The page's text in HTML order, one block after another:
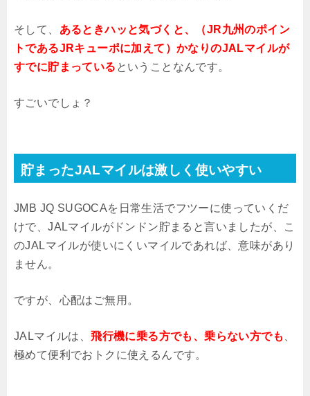
そして、 あるときハッと気づくと、（JR九州のポイン
トであるJRキューポに加えて）かなりのJALマイルが
すでに貯まっている ということなんです。
すごいでしょ？
貯まったJALマイルは激しく使いやすい
JMB JQ SUGOCAを日常生活でフツーに使っていくだ
けで、JALマイルがドンドン貯まると言いましたが、こ
のJALマイルが使いにくいマイルであれば、意味があり
ません。
ですが、心配はご無用。
JALマイルは、飛行機に乗る方でも、乗らない方でも
極めて便利でおトクに使えるんです。